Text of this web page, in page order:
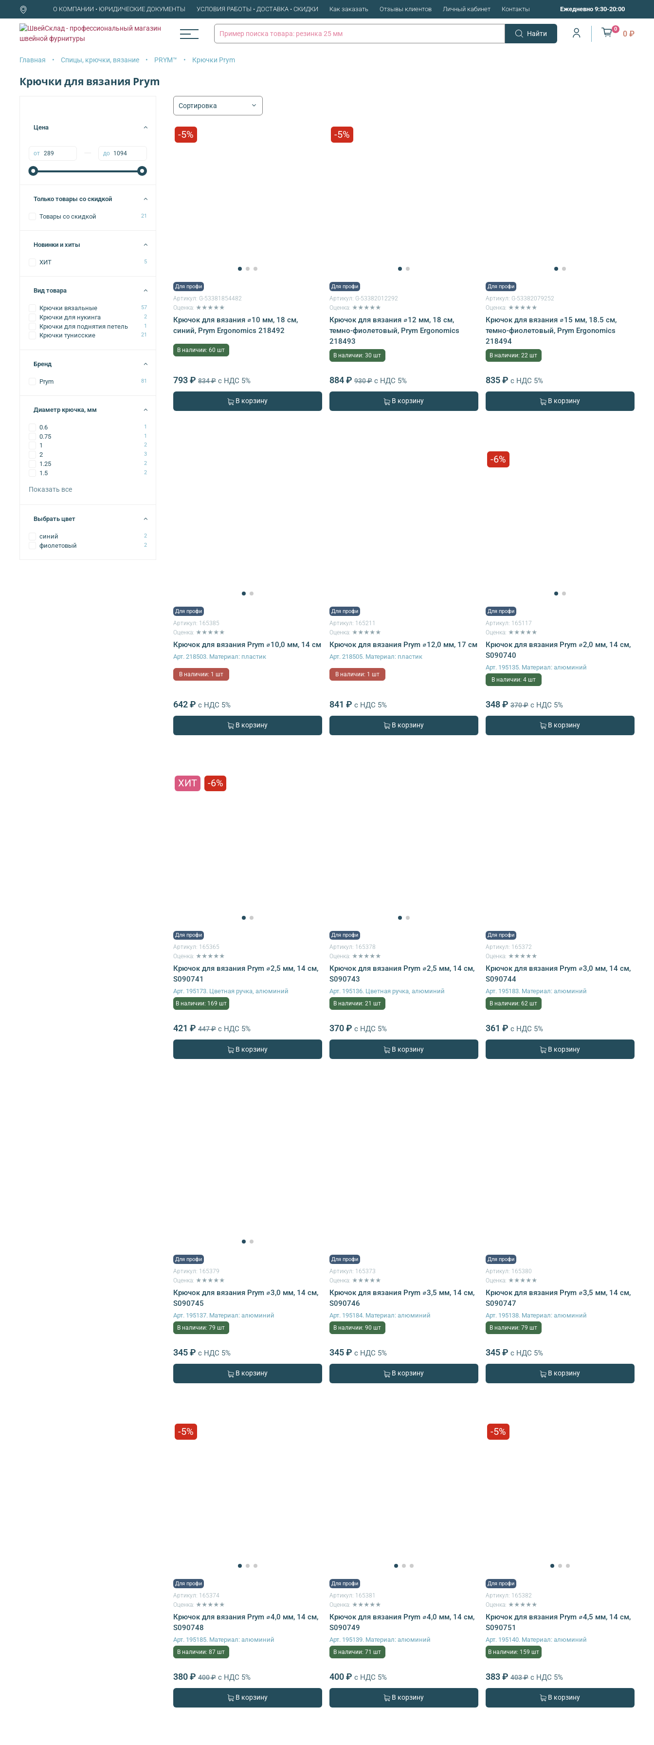
О КОМПАНИИ • ЮРИДИЧЕСКИЕ ДОКУМЕНТЫ УСЛОВИЯ РАБОТЫ • ДОСТАВКА • СКИДКИ Как заказать Отзывы клиентов Личный кабинет Контакты Ежедневно 9:30-20:00
Найти
0
0 ₽
Главная Спицы, крючки, вязание PRYM™ Крючки Prym
Крючки для вязания Prym
-5%
Для профи
Артикул: G-53381854482
Оценка: ★★★★★
Крючок для вязания ⌀10 мм, 18 см,
синий, Prym Ergonomics 218492
В наличии: 60 шт
793 ₽ 834 ₽ с НДС 5%
В корзину
-5%
Для профи
Артикул: G-53382012292
Оценка: ★★★★★
Крючок для вязания ⌀12 мм, 18 см,
темно-фиолетовый, Prym Ergonomics
218493
В наличии: 30 шт
884 ₽ 930 ₽ с НДС 5%
В корзину
Для профи
Артикул: G-53382079252
Оценка: ★★★★★
Крючок для вязания ⌀15 мм, 18.5 см,
темно-фиолетовый, Prym Ergonomics
218494
В наличии: 22 шт
835 ₽ с НДС 5%
В корзину
Для профи
Артикул: 165385
Оценка: ★★★★★
Крючок для вязания Prym ⌀10,0 мм, 14 см
Арт. 218503. Материал: пластик
В наличии: 1 шт
642 ₽ с НДС 5%
В корзину
Для профи
Артикул: 165211
Оценка: ★★★★★
Крючок для вязания Prym ⌀12,0 мм, 17 см
Арт. 218505. Материал: пластик
В наличии: 1 шт
841 ₽ с НДС 5%
В корзину
-6%
Для профи
Артикул: 165117
Оценка: ★★★★★
Крючок для вязания Prym ⌀2,0 мм, 14 см,
S090740
Арт. 195135. Материал: алюминий
В наличии: 4 шт
348 ₽ 370 ₽ с НДС 5%
В корзину
ХИТ -6%
Для профи
Артикул: 165365
Оценка: ★★★★★
Крючок для вязания Prym ⌀2,5 мм, 14 см,
S090741
Арт. 195173. Цветная ручка, алюминий
В наличии: 169 шт
421 ₽ 447 ₽ с НДС 5%
В корзину
Для профи
Артикул: 165378
Оценка: ★★★★★
Крючок для вязания Prym ⌀2,5 мм, 14 см,
S090743
Арт. 195136. Цветная ручка, алюминий
В наличии: 21 шт
370 ₽ с НДС 5%
В корзину
Для профи
Артикул: 165372
Оценка: ★★★★★
Крючок для вязания Prym ⌀3,0 мм, 14 см,
S090744
Арт. 195183. Материал: алюминий
В наличии: 62 шт
361 ₽ с НДС 5%
В корзину
Для профи
Артикул: 165379
Оценка: ★★★★★
Крючок для вязания Prym ⌀3,0 мм, 14 см,
S090745
Арт. 195137. Материал: алюминий
В наличии: 79 шт
345 ₽ с НДС 5%
В корзину
Для профи
Артикул: 165373
Оценка: ★★★★★
Крючок для вязания Prym ⌀3,5 мм, 14 см,
S090746
Арт. 195184. Материал: алюминий
В наличии: 90 шт
345 ₽ с НДС 5%
В корзину
Для профи
Артикул: 165380
Оценка: ★★★★★
Крючок для вязания Prym ⌀3,5 мм, 14 см,
S090747
Арт. 195138. Материал: алюминий
В наличии: 79 шт
345 ₽ с НДС 5%
В корзину
-5%
Для профи
Артикул: 165374
Оценка: ★★★★★
Крючок для вязания Prym ⌀4,0 мм, 14 см,
S090748
Арт. 195185. Материал: алюминий
В наличии: 87 шт
380 ₽ 400 ₽ с НДС 5%
В корзину
Для профи
Артикул: 165381
Оценка: ★★★★★
Крючок для вязания Prym ⌀4,0 мм, 14 см,
S090749
Арт. 195139. Материал: алюминий
В наличии: 71 шт
400 ₽ с НДС 5%
В корзину
-5%
Для профи
Артикул: 165382
Оценка: ★★★★★
Крючок для вязания Prym ⌀4,5 мм, 14 см,
S090751
Арт. 195140. Материал: алюминий
В наличии: 159 шт
383 ₽ 403 ₽ с НДС 5%
В корзину
Цена
от до
Только товары со скидкой
Товары со скидкой 21
Новинки и хиты
ХИТ 5
Вид товара
Крючки вязальные 57
Крючки для нукинга 2
Крючки для поднятия петель 1
Крючки тунисские 21
Бренд
Prym 81
Диаметр крючка, мм
0.6 1
0.75 1
1 2
2 3
1.25 2
1.5 2
Показать все
Выбрать цвет
синий 2
фиолетовый 2